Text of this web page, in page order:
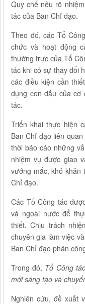
Quy chế nêu rõ
tác của Ban Chỉ đạo.
Theo đó, các Tổ
chức và hoạt động
thường trực của Tổ
tác khi có sự thay đổi
các điều kiện cần
dụng con dấu của cơ
tác.
Triển khai thực hiện
Ban Chỉ đạo liên
thời báo cáo những
nhiệm vụ được giao
vướng mắc, khó khăn
Chỉ đạo.
Các Tổ Công tác
và ngoài nước để
thiết. Chịu trách
chuyên gia làm việc
Ban Chỉ đạo phân
Trong đó, Tổ Công
mới sáng tạo và
Nghiên cứu, đề xuất